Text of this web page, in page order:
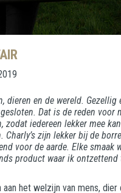
dieren en de wereld.
Dat is de reden voor
zodat iedereen lekker mee
Charly’s zijn lekker bij de
voor de aarde. Elke
product waar ik ontzettend
het welzijn van mens,